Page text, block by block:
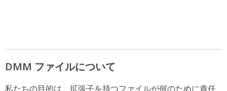
DMM ファイルについて
私たちの目的は、拡張子を持つファイルが何のために責任